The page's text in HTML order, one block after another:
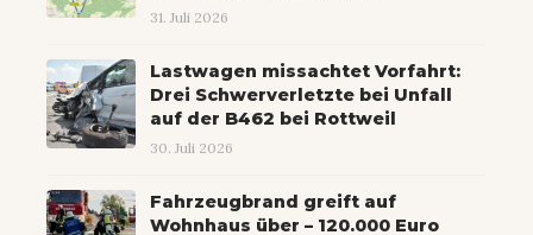
31. Juli 2026
Lastwagen missachtet Vorfahrt:
Drei Schwerverletzte bei Unfall
auf der B462 bei Rottweil
30. Juli 2026
Fahrzeugbrand greift auf
Wohnhaus über – 120.000 Euro